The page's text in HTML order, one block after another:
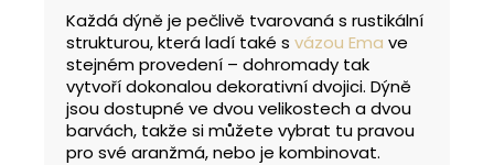
Každá dýně je pečlivě tvarovaná s rustikální
strukturou, která ladí také s vázou Ema ve
stejném provedení – dohromady tak
vytvoří dokonalou dekorativní dvojici. Dýně
jsou dostupné ve dvou velikostech a dvou
barvách, takže si můžete vybrat tu pravou
pro své aranžmá, nebo je kombinovat.